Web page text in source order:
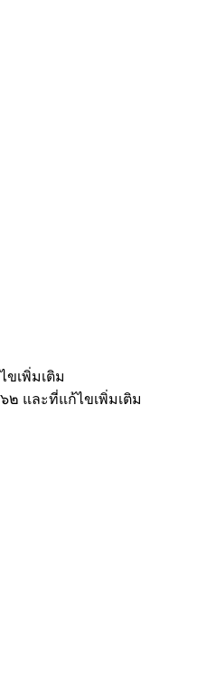
ขเพิ่มเติม
๒ และที่แก้ไขเพิ่มเติม